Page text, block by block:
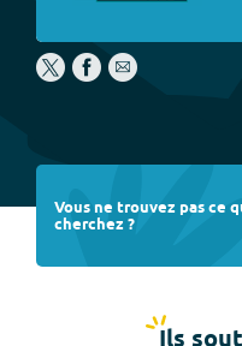
Vous ne trouvez pas ce
cherchez ?